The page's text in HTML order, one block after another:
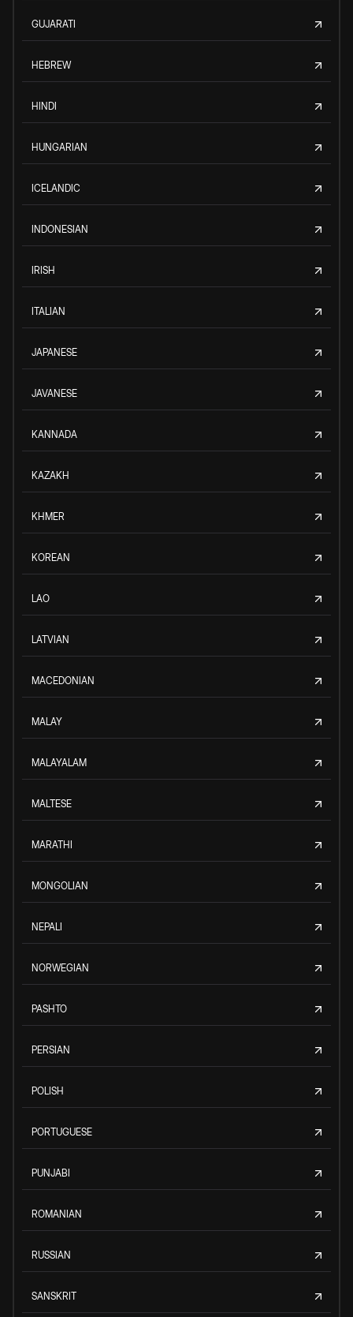
GUJARATI
HEBREW
HINDI
HUNGARIAN
ICELANDIC
INDONESIAN
IRISH
ITALIAN
JAPANESE
JAVANESE
KANNADA
KAZAKH
KHMER
KOREAN
LAO
LATVIAN
MACEDONIAN
MALAY
MALAYALAM
MALTESE
MARATHI
MONGOLIAN
NEPALI
NORWEGIAN
PASHTO
PERSIAN
POLISH
PORTUGUESE
PUNJABI
ROMANIAN
RUSSIAN
SANSKRIT